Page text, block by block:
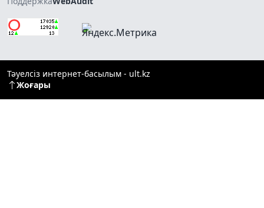
Тәуелсіз интернет-басылым - ult.kz
Жоғары